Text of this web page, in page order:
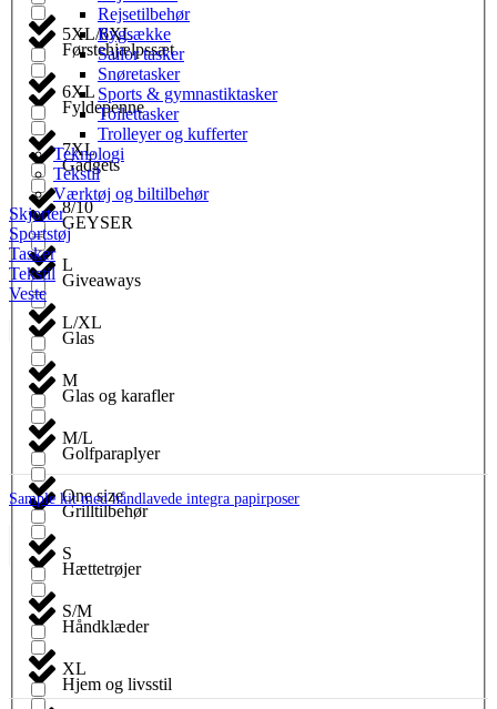
Førstehjælpssæt
Fyldepenne
Gadgets
GEYSER
Giveaways
Glas
Glas og karafler
Golfparaplyer
Grilltilbehør
Hættetrøjer
Håndklæder
Hjem og livsstil
5XL/6XL
6XL
7XL
8/10
L
L/XL
M
M/L
One size
S
S/M
XL
Rejsetilbehør
Rygsække
Sailor tasker
Snøretasker
Sports & gymnastiktasker
Toilettasker
Trolleyer og kufferter
Teknologi
Tekstil
Værktøj og biltilbehør
Skjorter
Sportstøj
Tasker
Tekstil
Veste
Sample kit med håndlavede integra papirposer